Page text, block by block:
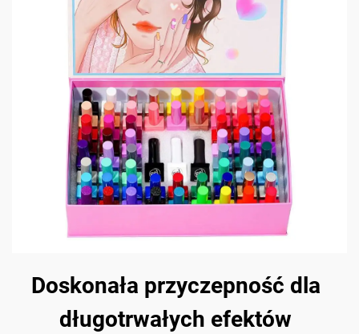
Doskonała przyczepność dla
długotrwałych efektów